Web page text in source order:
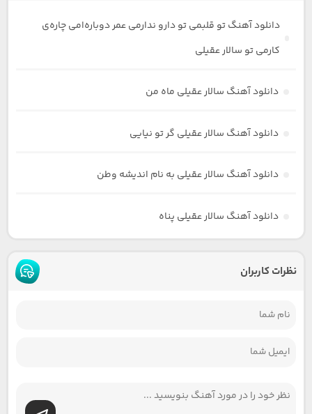
دانلود آهنگ تو قلبمی تو دارو ندارمی عمر دوباره‌امی چاره‌ی
کارمی تو سالار عقیلی
دانلود آهنگ سالار عقیلی ماه من
دانلود آهنگ سالار عقیلی گر تو نیایی
دانلود آهنگ سالار عقیلی به نام اندیشه وطن
دانلود آهنگ سالار عقیلی پناه
نظرات کاربران